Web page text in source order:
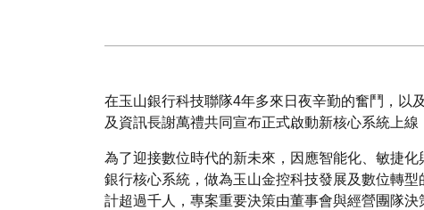
在玉山銀行科技聯隊4年多來日夜辛勤的奮鬥，以
及資訊長謝萬禮共同宣布正式啟動新核心系統上
為了迎接數位時代的新未來，因應智能化、敏捷
銀行核心系統，做為玉山金控科技發展及數位轉
計超過千人，專案重要決策由董事會與經營團隊決